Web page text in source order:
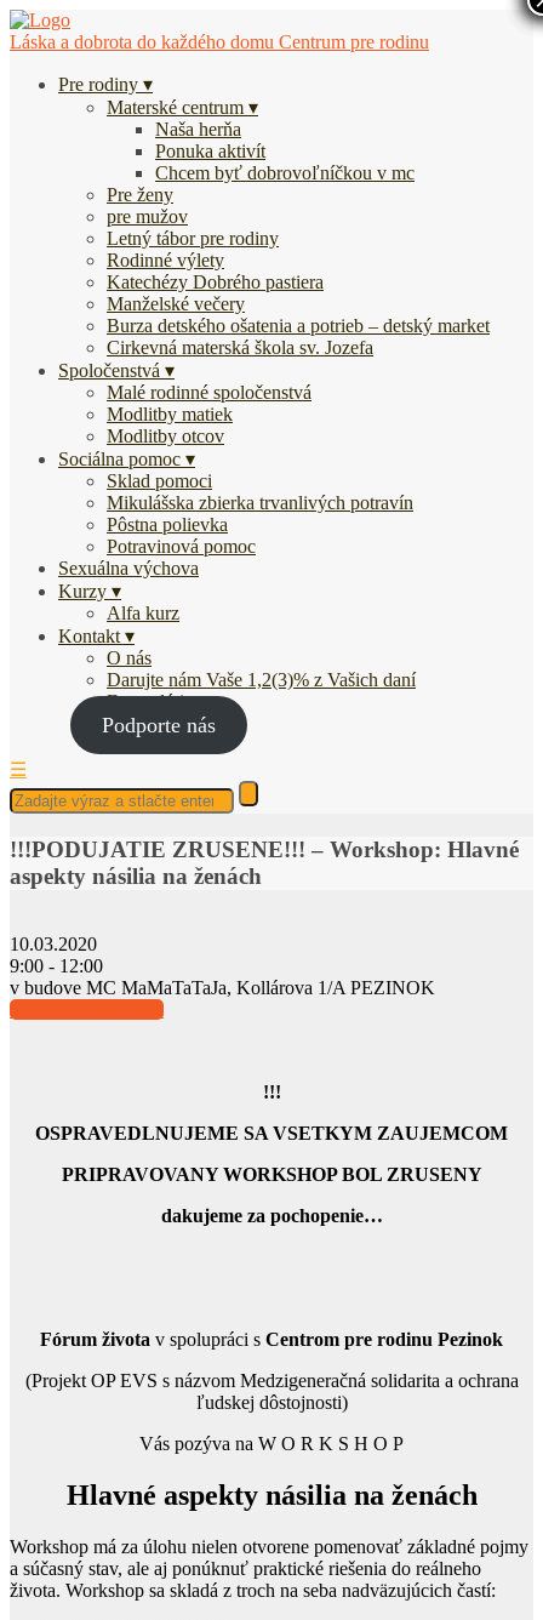
Láska a dobrota do každého domu Centrum pre rodinu
Pre rodiny
Materské centrum
Naša herňa
Ponuka aktivít
Chcem byť dobrovoľníčkou v mc
Pre ženy
pre mužov
Letný tábor pre rodiny
Rodinné výlety
Katechézy Dobrého pastiera
Manželské večery
Burza detského ošatenia a potrieb – detský market
Cirkevná materská škola sv. Jozefa
Spoločenstvá
Malé rodinné spoločenstvá
Modlitby matiek
Modlitby otcov
Sociálna pomoc
Sklad pomoci
Mikulášska zbierka trvanlivých potravín
Pôstna polievka
Potravinová pomoc
Sexuálna výchova
Kurzy
Alfa kurz
Kontakt
O nás
Darujte nám Vaše 1,2(3)% z Vašich daní
Fotogaléria
Podporte nás
☰
!!!PODUJATIE ZRUSENE!!! – Workshop: Hlavné
aspekty násilia na ženách
10.03.2020
9:00 - 12:00
v budove MC MaMaTaTaJa, Kollárova 1/A PEZINOK
Vložiť do kalendára
!!!
OSPRAVEDLNUJEME SA VSETKYM ZAUJEMCOM
PRIPRAVOVANY WORKSHOP BOL ZRUSENY
dakujeme za pochopenie…
Fórum života v spolupráci s Centrom pre rodinu Pezinok
(Projekt OP EVS s názvom Medzigeneračná solidarita a ochrana
ľudskej dôstojnosti)
Vás pozýva na W O R K S H O P
Hlavné aspekty násilia na ženách
Workshop má za úlohu nielen otvorene pomenovať základné pojmy
a súčasný stav, ale aj ponúknuť praktické riešenia do reálneho
života. Workshop sa skladá z troch na seba nadväzujúcich častí: